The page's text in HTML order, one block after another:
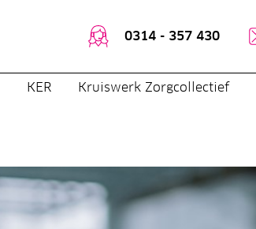
0314 - 357 430
KER Kruiswerk Zorgcollectief